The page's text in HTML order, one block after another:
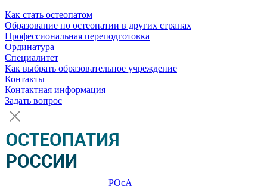
Как стать остеопатом
Образование по остеопатии в других странах
Профессиональная переподготовка
Ординатура
Специалитет
Как выбрать образовательное учреждение
Контакты
Контактная информация
Задать вопрос
РОсА